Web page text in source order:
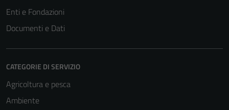
Enti e Fondazioni
Documenti e Dati
CATEGORIE DI SERVIZIO
Agricoltura e pesca
Ambiente